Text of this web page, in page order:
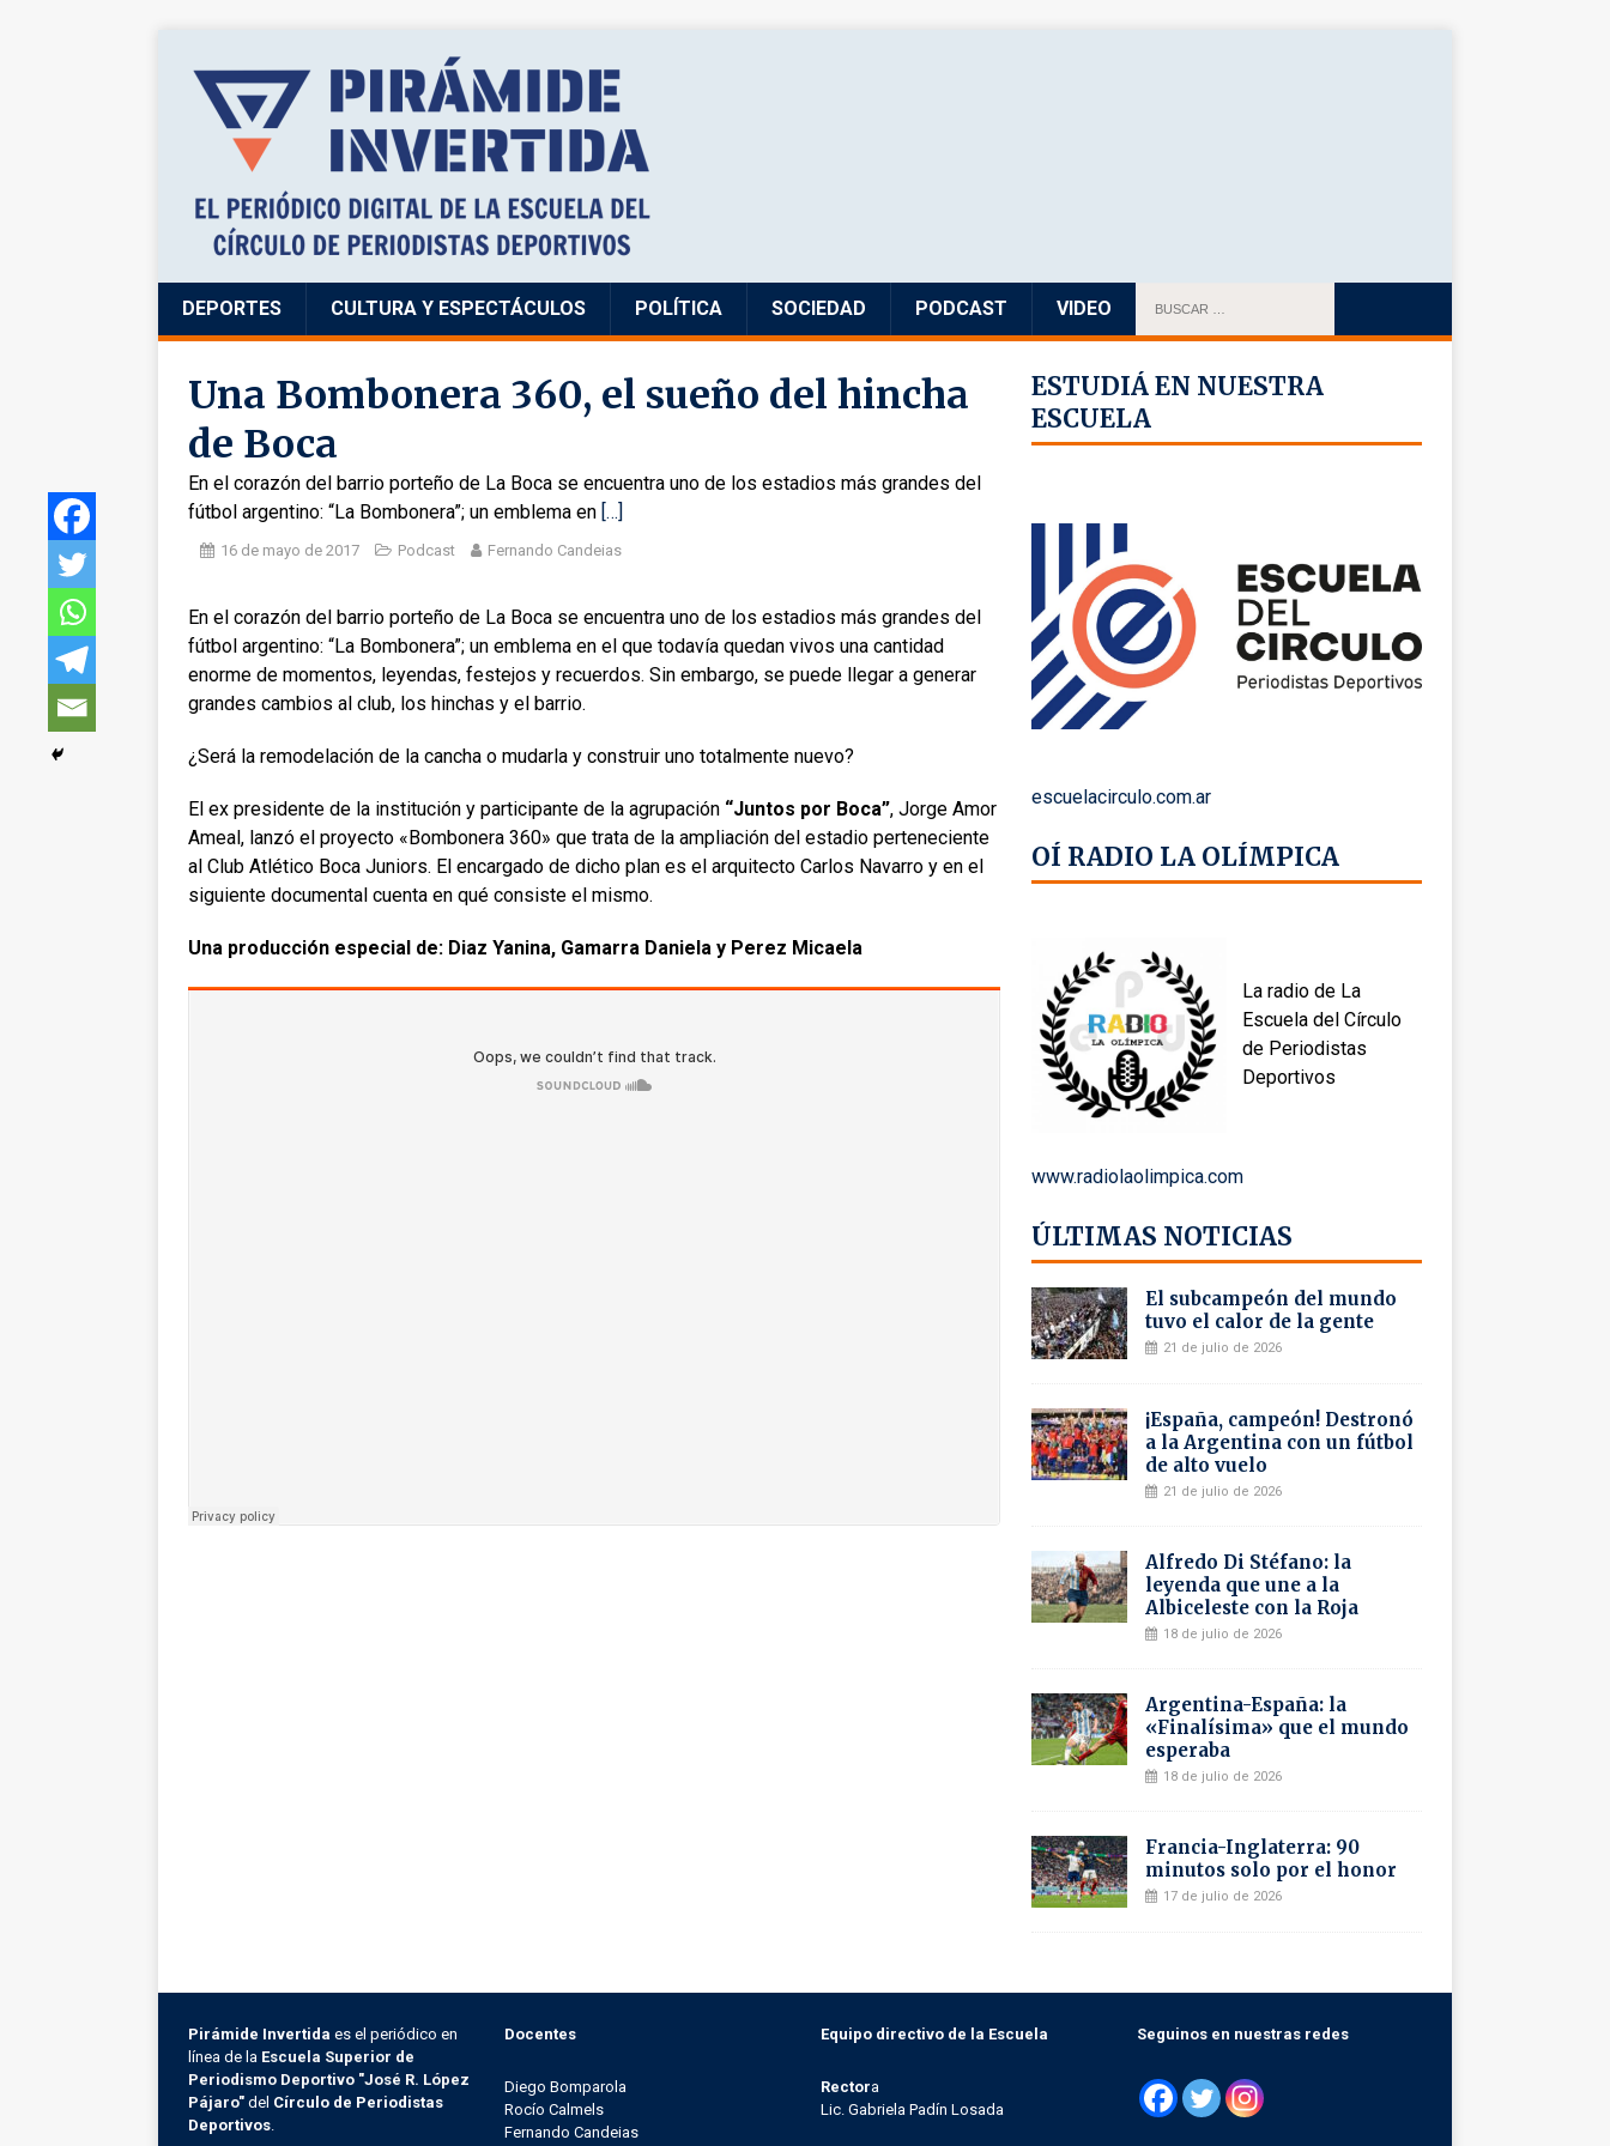
DEPORTES CULTURA Y ESPECTÁCULOS POLÍTICA SOCIEDAD PODCAST VIDEO
Una Bombonera 360, el sueño del hincha
de Boca
En el corazón del barrio porteño de La Boca se encuentra uno de los estadios más grandes del
fútbol argentino: “La Bombonera”; un emblema en […]
16 de mayo de 2017 Podcast Fernando Candeias
En el corazón del barrio porteño de La Boca se encuentra uno de los estadios más grandes del
fútbol argentino: “La Bombonera”; un emblema en el que todavía quedan vivos una cantidad
enorme de momentos, leyendas, festejos y recuerdos. Sin embargo, se puede llegar a generar
grandes cambios al club, los hinchas y el barrio.
¿Será la remodelación de la cancha o mudarla y construir uno totalmente nuevo?
El ex presidente de la institución y participante de la agrupación “Juntos por Boca”, Jorge Amor
Ameal, lanzó el proyecto «Bombonera 360» que trata de la ampliación del estadio perteneciente
al Club Atlético Boca Juniors. El encargado de dicho plan es el arquitecto Carlos Navarro y en el
siguiente documental cuenta en qué consiste el mismo.
Una producción especial de: Diaz Yanina, Gamarra Daniela y Perez Micaela
ESTUDIÁ EN NUESTRA
ESCUELA
escuelacirculo.com.ar
OÍ RADIO LA OLÍMPICA
La radio de La
Escuela del Círculo
de Periodistas
Deportivos
www.radiolaolimpica.com
ÚLTIMAS NOTICIAS
El subcampeón del mundo
tuvo el calor de la gente
21 de julio de 2026
¡España, campeón! Destronó
a la Argentina con un fútbol
de alto vuelo
21 de julio de 2026
Alfredo Di Stéfano: la
leyenda que une a la
Albiceleste con la Roja
18 de julio de 2026
Argentina-España: la
«Finalísima» que el mundo
esperaba
18 de julio de 2026
Francia-Inglaterra: 90
minutos solo por el honor
17 de julio de 2026
Pirámide Invertida es el periódico en
línea de la Escuela Superior de
Periodismo Deportivo "José R. López
Pájaro" del Círculo de Periodistas
Deportivos
Docentes
Diego Bomparola
Rocío Calmels
Fernando Candeias
Equipo directivo de la Escuela
Rectora
Lic. Gabriela Padín Losada
Seguinos en nuestras redes